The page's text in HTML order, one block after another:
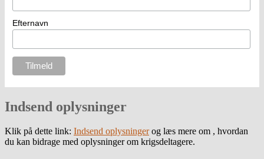
Efternavn
Indsend oplysninger
Klik på dette link: Indsend oplysningerog læs mere om , hvordan
du kan bidrage med oplysninger om krigsdeltagere.